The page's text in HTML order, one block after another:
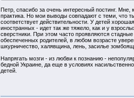
Петр, спасибо за очень интересный постинг.
практика. Но мои выводы совпадают с теми, что
соответствует действительности. У детей
иностранных - идет так же тяжело, как и у
сверстники. При этом часто проявляются
обеспеченных родителей, в любом возрасте
шкурничество, халявщина, лень, засилье
Напрягать мозги - из любви к познанию -
бедной Украине, да еще в условиях
детей.